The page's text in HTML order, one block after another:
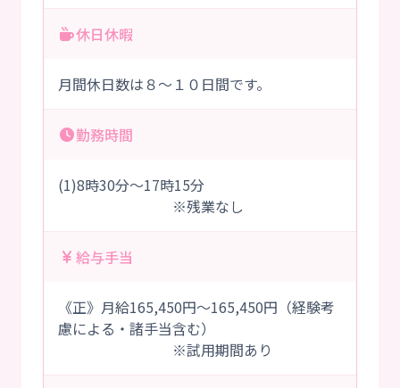
休日休暇
月間休日数は８～１０日間です。
勤務時間
(1)8時30分～17時15分
※残業なし
給与手当
《正》月給165,450円～165,450円（経験考
慮による・諸手当含む）
※試用期間あり